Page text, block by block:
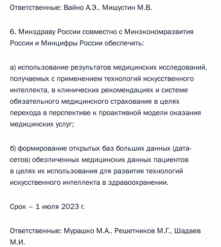
Ответственные: Вайно А.Э., Мишустин М.В.
6. Минздраву России совместно с Минэкономразвития
России и Минцифры России обеспечить:
а) использование результатов медицинских исследований,
получаемых с применением технологий искусственного
интеллекта, в клинических рекомендациях и системе
обязательного медицинского страхования в целях
перехода в перспективе к проактивной модели оказания
медицинских услуг;
б) формирование открытых баз больших данных (дата-
сетов) обезличенных медицинских данных пациентов
в целях их использования для развития технологий
искусственного интеллекта в здравоохранении.
Срок – 1 июля 2023 г.
Ответственные: Мурашко М.А., Решетников М.Г., Шадаев
М.И.